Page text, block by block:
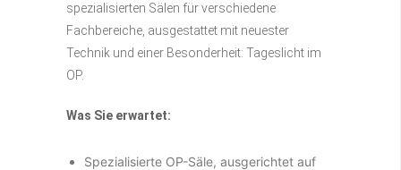
spezialisierten Sälen für verschiedene
Fachbereiche, ausgestattet mit neuester
Technik und einer Besonderheit: Tageslicht im
OP.
Was Sie erwartet:
Spezialisierte OP-Säle, ausgerichtet auf